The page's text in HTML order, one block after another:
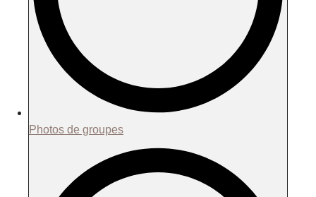
Photos de groupes